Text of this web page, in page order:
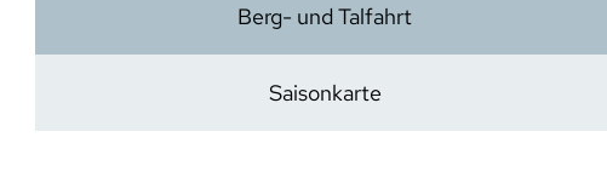
Berg- und Talfahrt
Saisonkarte